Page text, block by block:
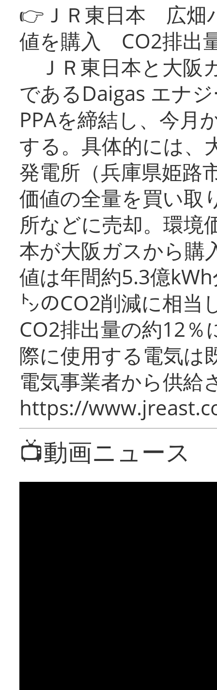
👉ＪＲ東日本 広畑
値を購入 CO2排出
ＪＲ東日本と大阪
であるDaigas エナ
PPAを締結し、今月
する。具体的には、
発電所（兵庫県姫路
価値の全量を買い取
所などに売却。環境
本が大阪ガスから購
値は年間約5.3億
㌧のCO2削減に相当
CO2排出量の約12％
際に使用する電気は
電気事業者から供給
https://
📺動画ニュース